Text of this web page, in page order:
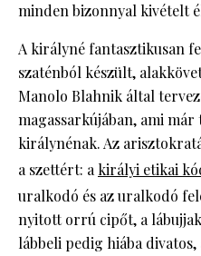
minden bizonnyal kivételt
A királyné fantasztikusan
szaténból készült,
Manolo Blahnik által
magassarkújában, ami már
királynénak. Az
a szettért: a királyi etikai
uralkodó és az uralkodó
nyitott orrú cipőt, a
lábbeli pedig hiába